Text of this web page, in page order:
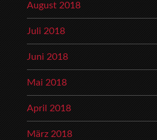
August 2018
Juli 2018
Juni 2018
Mai 2018
April 2018
März 2018